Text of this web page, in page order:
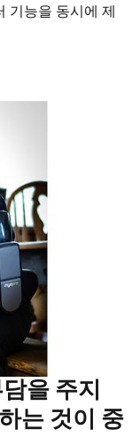
기능을 동시에 제
을 주지
는 것이 중